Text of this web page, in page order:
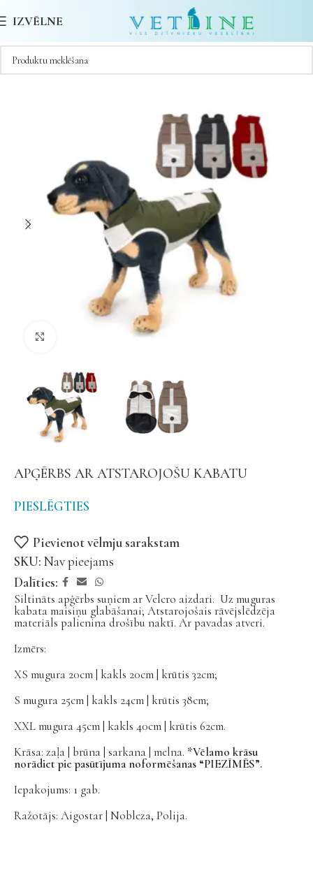
IZVĒLNE
Noklikšķiniet, lai palielinātu
APĢĒRBS AR ATSTAROJOŠU KABATU
PIESLĒGTIES
Pievienot vēlmju sarakstam
SKU: Nav pieejams
Dalīties:
Siltināts apģērbs suņiem ar Velcro aizdari. Uz muguras
kabata maisiņu glabāšanai; Atstarojošais rāvējslēdzēja
materiāls palienina drošību naktī. Ar pavadas atveri.
Izmērs:
XS mugura 20cm | kakls 20cm | krūtis 32cm;
S mugura 25cm | kakls 24cm | krūtis 38cm;
XXL mugura 45cm | kakls 40cm | krūtis 62cm.
Krāsa: zaļa | brūna | sarkana | melna. *Vēlamo krāsu
norādiet pie pasūtījuma noformēšanas “PIEZĪMĒS”.
Iepakojums: 1 gab.
Ražotājs: Aigostar | Nobleza, Polija.